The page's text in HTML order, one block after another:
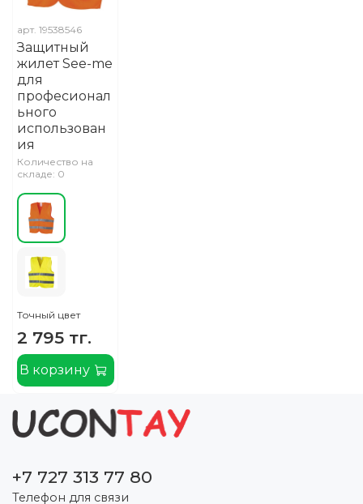
арт. 19538546
Защитный
жилет See-me
для
професионал
ьного
использован
ия
Количество на
складе: 0
Точный цвет
2 795 тг.
В корзину
+7 727 313 77 80
Телефон для связи